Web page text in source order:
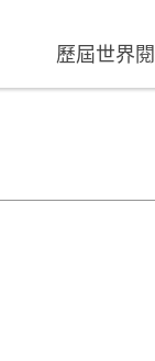
歷屆世界